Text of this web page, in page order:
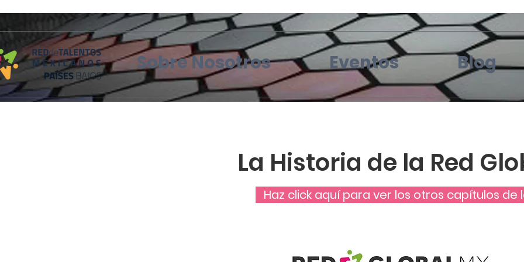
Sobre Nosotros Eventos Blog
La Historia de la Red
Haz click aquí para ver los otros capítulos de